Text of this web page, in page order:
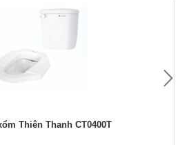
Thiên Thanh CT0400T